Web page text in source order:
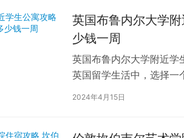
英国布鲁内尔大学
少钱一周
英国布鲁内尔大学附近学
英国留学生活中，选择一
2024年4月15日